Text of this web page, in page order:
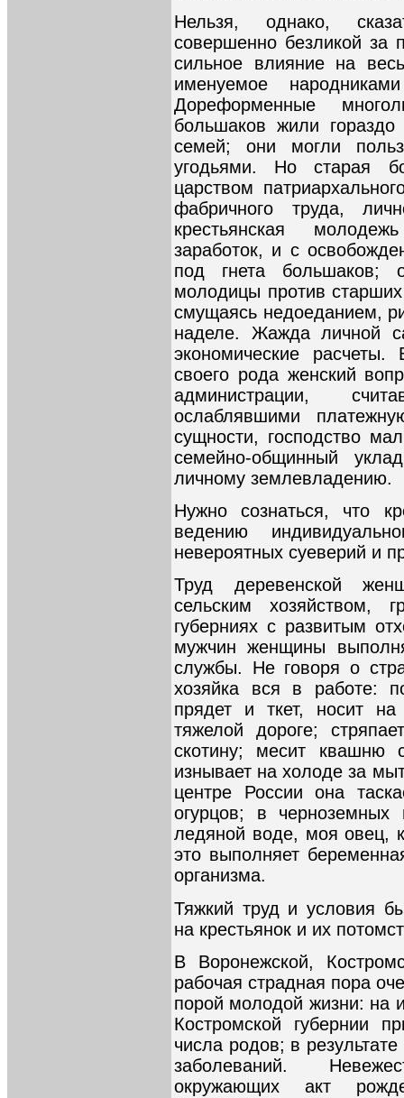
Нельзя, однако,
совершенно безликой за
сильное влияние на
именуемое
Дореформенные
большаков жили
семей; они могли
угодьями. Но старая
царством
фабричного труда,
крестьянская
заработок, и с
под гнета большаков;
молодицы против
смущаясь недоеданием,
наделе. Жажда личной
экономические
своего рода женский
администрации,
ослаблявшими
сущности, господство
семейно-общинный
личному землевладению.
Нужно сознаться, что
ведению
невероятных суеверий и
Труд деревенской
сельским
губерниях с развитым
мужчин женщины
службы. Не говоря о
хозяйка вся в работе:
прядет и ткет, носит
тяжелой дороге;
скотину; месит квашню
изнывает на холоде за
центре России она
огурцов; в
ледяной воде, моя овец,
это выполняет
организма.
Тяжкий труд и условия
на крестьянок и их
В Воронежской,
рабочая страдная пора
порой молодой жизни: на
Костромской губернии
числа родов; в
заболеваний.
окружающих акт